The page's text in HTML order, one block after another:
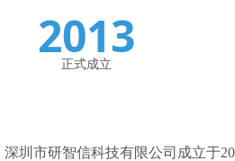
2013
正式成立
深圳市研智信科技有限公司成立于